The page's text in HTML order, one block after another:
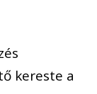
kereste a